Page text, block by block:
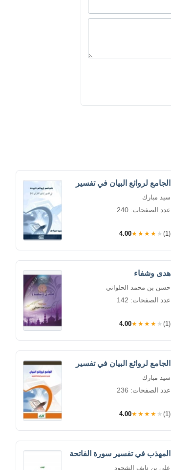
الجامع لروائع البيان في تفسير
سيد مبارك
عدد الصفحات: 240
4.00★★★★★ (1)
هدى وشفاء
حسن بن محمد الحلواتي
عدد الصفحات: 142
4.00★★★★★ (1)
الجامع لروائع البيان في تفسير
سيد مبارك
عدد الصفحات: 236
4.00★★★★★ (1)
المهذب في تفسير سورة الفاتحة
على بن نايف الشحود